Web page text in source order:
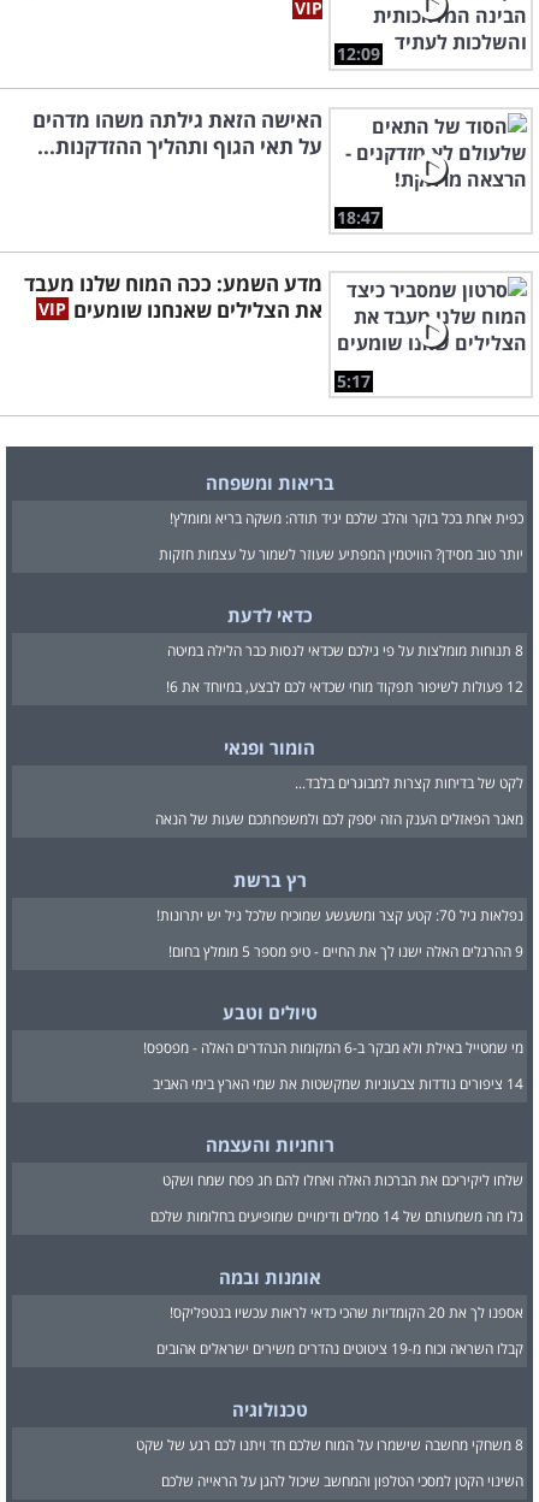
12:09
18:47
האישה הזאת גילתה משהו מדהים
על תאי הגוף ותהליך ההזדקנות...
5:17
מדע השמע: ככה המוח שלנו מעבד
את הצלילים שאנחנו שומעים
בריאות ומשפחה
כפית אחת בכל בוקר והלב שלכם יגיד תודה: משקה בריא ומומלץ!
יותר טוב מסידן? הוויטמין המפתיע שעוזר לשמור על עצמות חזקות
כדאי לדעת
8 תנוחות מומלצות על פי גילכם שכדאי לנסות כבר הלילה במיטה
12 פעולות לשיפור תפקוד מוחי שכדאי לכם לבצע, במיוחד את 6!
הומור ופנאי
לקט של בדיחות קצרות למבוגרים בלבד...
מאגר הפאזלים הענק הזה יספק לכם ולמשפחתכם שעות של הנאה
רץ ברשת
נפלאות גיל 70: קטע קצר ומשעשע שמוכיח שלכל גיל יש יתרונות!
9 ההרגלים האלה ישנו לך את החיים - טיפ מספר 5 מומלץ בחום!
טיולים וטבע
מי שמטייל באילת ולא מבקר ב-6 המקומות הנהדרים האלה - מפספס!
14 ציפורים נודדות צבעוניות שמקשטות את שמי הארץ בימי האביב
רוחניות והעצמה
שלחו ליקיריכם את הברכות האלה ואחלו להם חג פסח שמח ושקט
גלו מה משמעותם של 14 סמלים ודימויים שמופיעים בחלומות שלכם
אומנות ובמה
אספנו לך את 20 הקומדיות שהכי כדאי לראות עכשיו בנטפליקס!
קבלו השראה וכוח מ-19 ציטוטים נהדרים משירים ישראלים אהובים
טכנולוגיה
8 משחקי מחשבה שישמרו על המוח שלכם חד ויתנו לכם רגע של שקט
השינוי הקטן למסכי הטלפון והמחשב שיכול להגן על הראייה שלכם